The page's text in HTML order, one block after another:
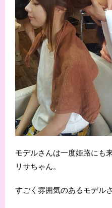
モデルさんは一度姫路にも
リサちゃん。
すごく雰囲気のあるモデル